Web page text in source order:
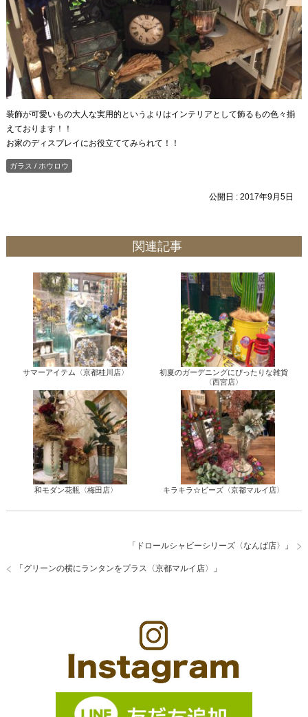
装飾が可愛いもの大人な実用的というよりはインテリアとして飾るもの色々揃
えております！！
お家のディスプレイにお役立ててみられて！！
ガラス / ホウロウ
公開日 :2017年9月5日
関連記事
サマーアイテム〈京都桂川店〉
初夏のガーデニングにぴったりな雑貨
〈西宮店〉
和モダン花瓶〈梅田店〉 キラキラ☆ビーズ〈京都マルイ店〉
「 ドロールシャビーシリーズ〈なんば店〉 」
「 グリーンの横にランタンをプラス〈京都マルイ店〉 」